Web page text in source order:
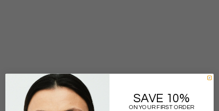
HALF MOON SAVE 10%
ON YOUR FIRST ORDER